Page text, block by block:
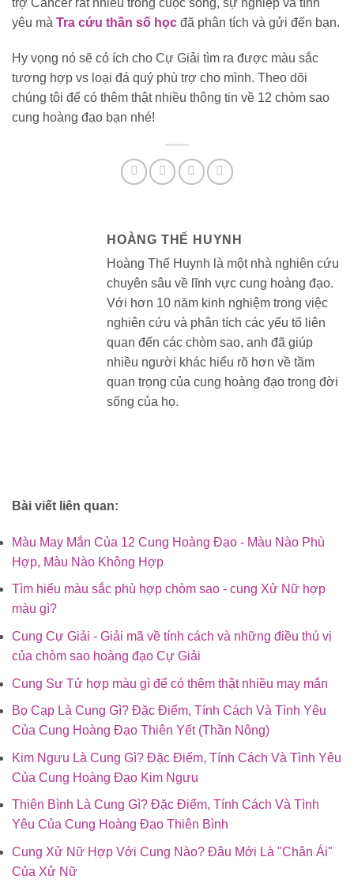
yêu mà Tra cứu thần số học đã phân tích và gửi đến bạn.
Hy vọng nó sẽ có ích cho Cự Giải tìm ra được màu sắc
tương hợp vs loại đá quý phù trợ cho mình. Theo dõi
chúng tôi để có thêm thật nhiều thông tin về 12 chòm sao
cung hoàng đạo bạn nhé!
HOÀNG THẾ HUYNH
Hoàng Thế Huynh là một nhà nghiên cứu
chuyên sâu về lĩnh vực cung hoàng đạo.
Với hơn 10 năm kinh nghiệm trong việc
nghiên cứu và phân tích các yếu tố liên
quan đến các chòm sao, anh đã giúp
nhiều người khác hiểu rõ hơn về tầm
quan trọng của cung hoàng đạo trong đời
sống của họ.
Bài viết liên quan:
Màu May Mắn Của 12 Cung Hoàng Đạo - Màu Nào Phù
Hợp, Màu Nào Không Hợp
Tìm hiểu màu sắc phù hợp chòm sao - cung Xử Nữ hợp
màu gì?
Cung Cự Giải - Giải mã về tính cách và những điều thú vị
của chòm sao hoàng đạo Cự Giải
Cung Sư Tử hợp màu gì để có thêm thật nhiều may mắn
Bọ Cạp Là Cung Gì? Đặc Điểm, Tính Cách Và Tình Yêu
Của Cung Hoàng Đạo Thiên Yết (Thần Nông)
Kim Ngưu Là Cung Gì? Đặc Điểm, Tính Cách Và Tình Yêu
Của Cung Hoàng Đạo Kim Ngưu
Thiên Bình Là Cung Gì? Đặc Điểm, Tính Cách Và Tình
Yêu Của Cung Hoàng Đạo Thiên Bình
Cung Xử Nữ Hợp Với Cung Nào? Đâu Mới Là "Chân Ái"
Của Xử Nữ